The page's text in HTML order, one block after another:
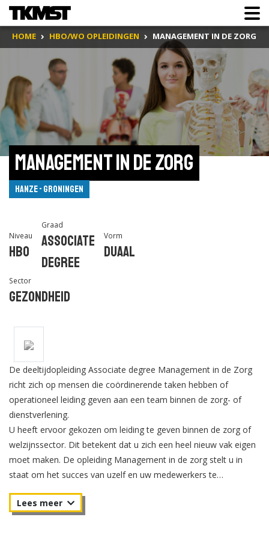
HOME HBO/WO OPLEIDINGEN MANAGEMENT IN DE ZORG
Management in de Zorg
Hanze - Groningen
Niveau
Hbo
Graad
Associate
degree
Vorm
Duaal
Sector
Gezondheid
De deeltijdopleiding Associate degree Management in de Zorg
richt zich op mensen die coördinerende taken hebben of
operationeel leiding geven aan een team binnen de zorg- of
dienstverlening.
U heeft ervoor gekozen om leiding te geven binnen de zorg of
welzijnssector. Dit betekent dat u zich een heel nieuw vak eigen
moet maken. De opleiding Management in de zorg stelt u in
staat om het succes van uzelf en uw medewerkers te
managementcompetenties.